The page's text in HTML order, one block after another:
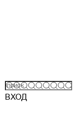
ВХОД